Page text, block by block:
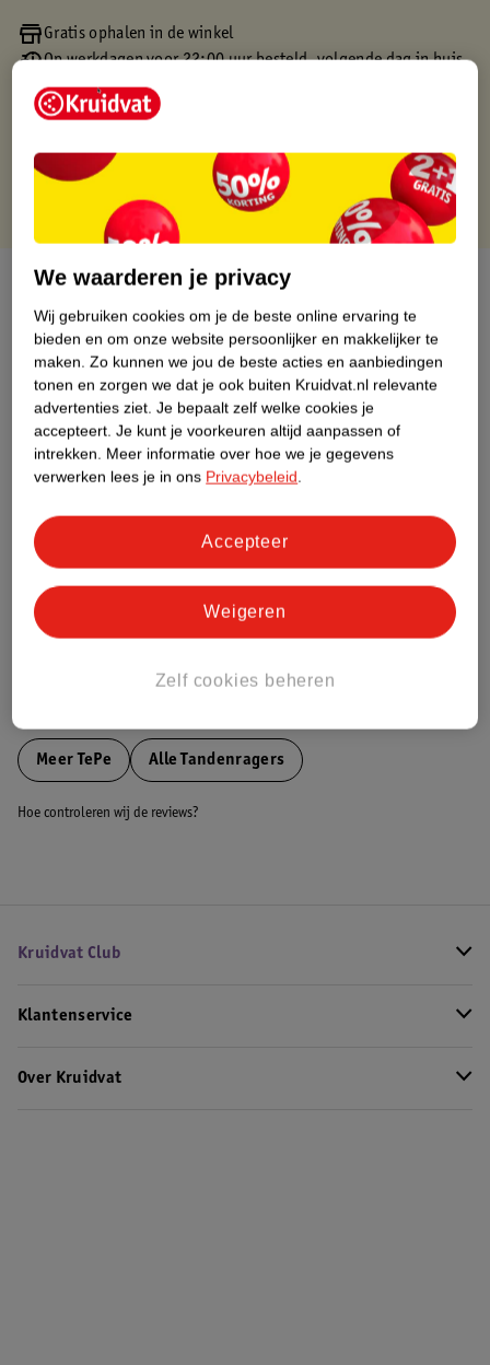
Gratis ophalen in de winkel
Op werkdagen voor 22:00 uur besteld, volgende dag in huis
Gratis thuisbezorgd vanaf 50.00
Gratis retourneren binnen 30 dagen
Over dit product
Productinformatie
Etiketinformatie
Nature Impact Score
Impact Score.
Meer informatie
Bestel & Bezorginformatie
MeerTePe Alle Tandenragers
Hoe controleren wij de reviews?
Kruidvat Club
Klantenservice
Over Kruidvat
We waarderen je privacy
Wij gebruiken cookies om je de beste online ervaring te
bieden en om onze website persoonlijker en makkelijker te
maken. Zo kunnen we jou de beste acties en aanbiedingen
tonen en zorgen we dat je ook buiten Kruidvat.nl relevante
advertenties ziet. Je bepaalt zelf welke cookies je
accepteert. Je kunt je voorkeuren altijd aanpassen of
intrekken. Meer informatie over hoe we je gegevens
verwerken lees je in ons Privacybeleid.
Zelf cookies beheren
Weigeren
Accepteer